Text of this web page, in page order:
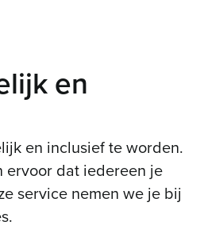
en
en inclusief te worden.
ervoor dat iedereen je
service nemen we je bij